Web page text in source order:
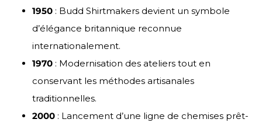
1950 : Budd Shirtmakers devient un symbole
d’élégance britannique reconnue
internationalement.
1970 : Modernisation des ateliers tout en
conservant les méthodes artisanales
traditionnelles.
2000 : Lancement d’une ligne de chemises prêt-